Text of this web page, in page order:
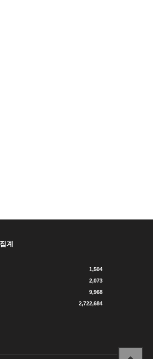
계
1,504
2,073
9,968
2,722,684